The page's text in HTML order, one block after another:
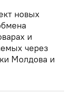
новых
и
через
Молдова и